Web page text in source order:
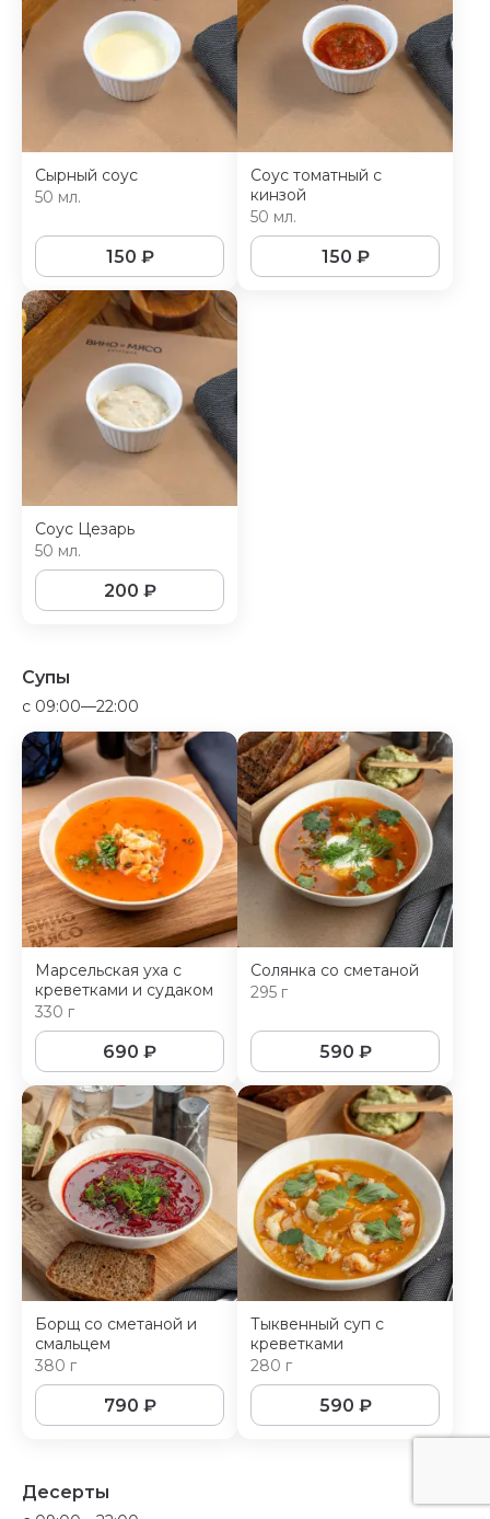
Сырный соус
50 мл.
150 ₽
Соус томатный с
кинзой
50 мл.
150 ₽
Соус Цезарь
50 мл.
200 ₽
Супы
c 09:00—22:00
Марсельская уха с
креветками и судаком
330 г
690 ₽
Солянка со сметаной
295 г
590 ₽
Борщ со сметаной и
смальцем
380 г
790 ₽
Тыквенный суп с
креветками
280 г
590 ₽
Десерты